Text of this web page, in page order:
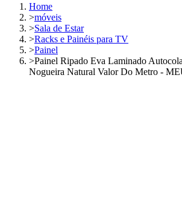
Home
>móveis
>Sala de Estar
>Racks e Painéis para TV
>Painel
>Painel Ripado Eva Laminado
Nogueira Natural Valor Do Metro -